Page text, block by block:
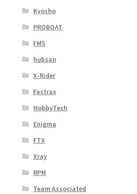
Kyosho
PROBOAT
FMS
hubsan
X-Rider
Fastrax
HobbyTech
Enigma
FTX
Xray
RPM
Team Associated